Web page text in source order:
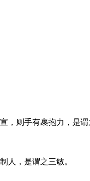
则手有裹抱力，是谓
，是谓之三敏。